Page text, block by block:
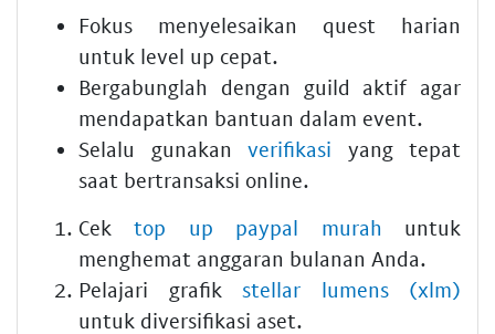
Fokus menyelesaikan quest harian
untuk level up cepat.
Bergabunglah dengan guild aktif agar
mendapatkan bantuan dalam event.
Selalu gunakan verifikasi yang tepat
saat bertransaksi online.
Cektop up paypal murah untuk
menghemat anggaran bulanan Anda.
Pelajari grafik stellar lumens (xlm)
untuk diversifikasi aset.